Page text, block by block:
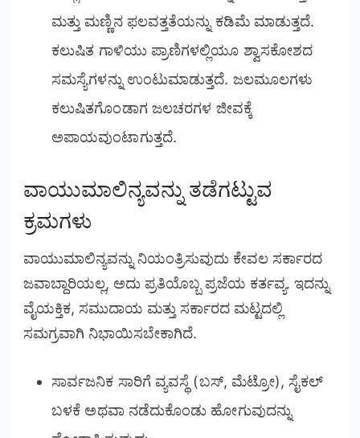
ಮತ್ತು ಮಣ್ಣಿನ ಫಲವತ್ತತೆಯನ್ನು ಕಡಿಮೆ ಮಾಡುತ್ತದೆ.
ಕಲುಷಿತ ಗಾಳಿಯು ಪ್ರಾಣಿಗಳಲ್ಲಿಯೂ ಶ್ವಾಸಕೋಶದ
ಸಮಸ್ಯೆಗಳನ್ನು ಉಂಟುಮಾಡುತ್ತದೆ. ಜಲಮೂಲಗಳು
ಕಲುಷಿತಗೊಂಡಾಗ ಜಲಚರಗಳ ಜೀವಕ್ಕೆ
ಅಪಾಯವುಂಟಾಗುತ್ತದೆ.
ವಾಯುಮಾಲಿನ್ಯವನ್ನು ತಡೆಗಟ್ಟುವ
ಕ್ರಮಗಳು
ವಾಯುಮಾಲಿನ್ಯವನ್ನು ನಿಯಂತ್ರಿಸುವುದು ಕೇವಲ ಸರ್ಕಾರದ
ಜವಾಬ್ದಾರಿಯಲ್ಲ, ಅದು ಪ್ರತಿಯೊಬ್ಬ ಪ್ರಜೆಯ ಕರ್ತವ್ಯ. ಇದನ್ನು
ವೈಯಕ್ತಿಕ, ಸಮುದಾಯ ಮತ್ತು ಸರ್ಕಾರದ ಮಟ್ಟದಲ್ಲಿ
ಸಮಗ್ರವಾಗಿ ನಿಭಾಯಿಸಬೇಕಾಗಿದೆ.
ಸಾರ್ವಜನಿಕ ಸಾರಿಗೆ ವ್ಯವಸ್ಥೆ (ಬಸ್, ಮೆಟ್ರೋ), ಸೈಕಲ್
ಬಳಕೆ ಅಥವಾ ನಡೆದುಕೊಂಡು ಹೋಗುವುದನ್ನು